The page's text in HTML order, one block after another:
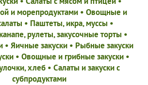
и морепродуктами• Овощные и
• Паштеты, икра, муссы •
рулеты, закусочные торты •
• Яичные закуски • Рыбные закуски
• Овощные и грибные закуски•
хлеб • Салаты и закуски с
субпродуктами